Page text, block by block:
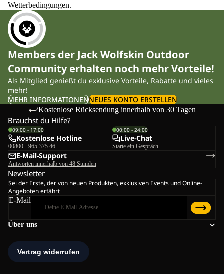
Wetterbedingungen.
Members der Jack Wolfskin Outdoor
Community erhalten noch mehr Vorteile!
Als Mitglied genießt du exklusive Vorteile, Rabatte und vieles
mehr!
MEHR INFORMATIONENNEUES KONTO ERSTELLEN
Kostenlose Rücksendung innerhalb von 30 Tagen
Über uns
Brauchst du Hilfe?
09:00 - 17:00
Kostenlose Hotline
00800 - 965 375 46
00:00 - 24:00
Live-Chat
Starte ein Gespräch
E-Mail-Support
Antworten innerhalb von 48 Stunden
Newsletter
Sei der Erste, der von neuen Produkten, exklusiven Events und Online-
Angeboten erfährt
E-Mail